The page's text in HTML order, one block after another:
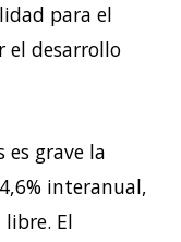
para el
el desarrollo
es grave la
interanual,
El